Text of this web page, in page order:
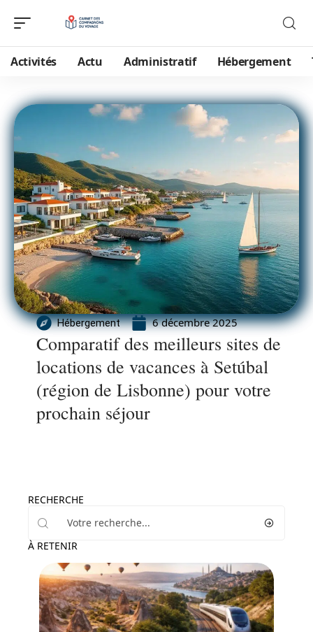
Activités Actu Administratif Hébergement
Hébergement 6 décembre 2025
Comparatif des meilleurs sites de
locations de vacances à Setúbal
(région de Lisbonne) pour votre
prochain séjour
RECHERCHE
À RETENIR